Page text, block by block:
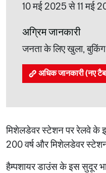
10 मई 2025 से 11 मई
अग्रिम जानकारी
जनता के लिए खुला,
अधिक जानकारी (नए
मिशेलडेवर स्टेशन पर रेलवे के
200 वर्ष और मिशेलडेवर
हैम्पशायर डाउंस के इस